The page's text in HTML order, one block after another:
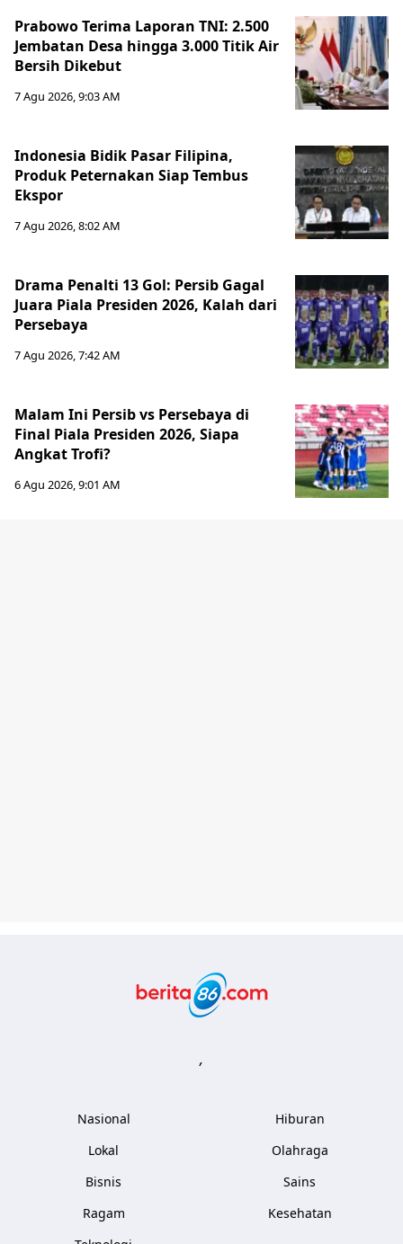
Prabowo Terima Laporan TNI: 2.500
Jembatan Desa hingga 3.000 Titik Air
Bersih Dikebut
7 Agu 2026, 9:03 AM
Indonesia Bidik Pasar Filipina,
Produk Peternakan Siap Tembus
Ekspor
7 Agu 2026, 8:02 AM
Drama Penalti 13 Gol: Persib Gagal
Juara Piala Presiden 2026, Kalah dari
Persebaya
7 Agu 2026, 7:42 AM
Malam Ini Persib vs Persebaya di
Final Piala Presiden 2026, Siapa
Angkat Trofi?
6 Agu 2026, 9:01 AM
,
Nasional
Lokal
Bisnis
Ragam
Hiburan
Olahraga
Sains
Kesehatan